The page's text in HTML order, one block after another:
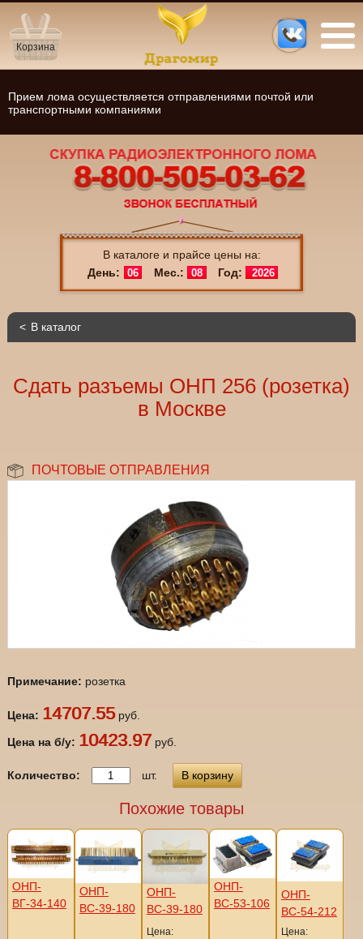
В каталоге и прайсе цены на:
День:
06 Мес.: 08 Год: 2026
Корзина
Прием лома осуществляется отправлениями почтой или
транспортными компаниями
В каталог
Сдать разъемы ОНП 256 (розетка)
в Москве
ПОЧТОВЫЕ ОТПРАВЛЕНИЯ
Примечание: розетка
Цена: 14707.55руб.
Цена на б/у: 10423.97 руб.
Количество: шт. В корзину
Похожие товары
ОНП-
ВГ-34-140
ОНП-
ВС-39-180
ОНП-
ВС-39-180
Цена:
ОНП-
ВС-53-106
ОНП-
ВС-54-212
Цена: